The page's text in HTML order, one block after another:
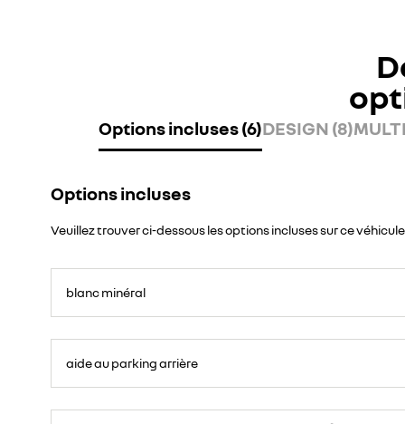
Options incluses (6)DESIGN (8)
Options incluses
Veuillez trouver ci-dessous les options incluses sur ce véhicule
blanc minéral
aide au parking arrière